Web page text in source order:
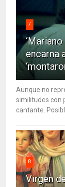
7
encarna
Aunque no
similitudes con
cantante.
8
Virgen